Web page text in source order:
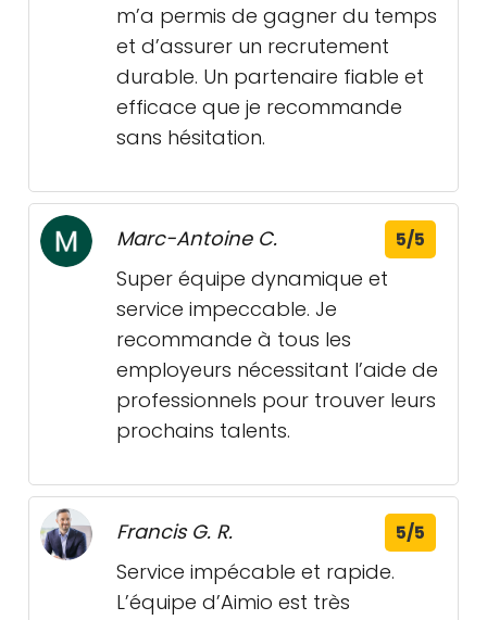
m’a permis de gagner du temps
et d’assurer un recrutement
durable. Un partenaire fiable et
efficace que je recommande
sans hésitation.
Marc-Antoine C. 5/5
Super équipe dynamique et
service impeccable. Je
recommande à tous les
employeurs nécessitant l’aide de
professionnels pour trouver leurs
prochains talents.
Francis G. R. 5/5
Service impécable et rapide.
L’équipe d’Aimio est très